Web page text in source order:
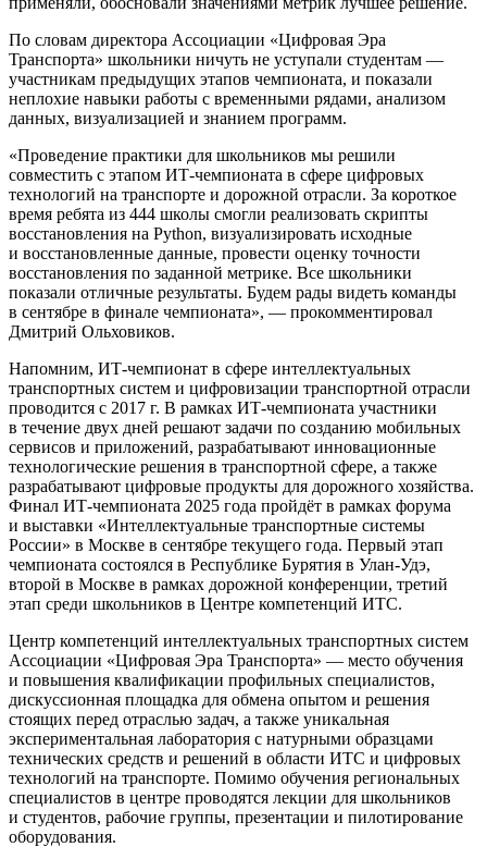
По словам директора Ассоциации «Цифровая Эра
Транспорта» школьники ничуть не уступали студентам —
участникам предыдущих этапов чемпионата, и показали
неплохие навыки работы с временными рядами, анализом
данных, визуализацией и знанием программ.
«Проведение практики для школьников мы решили
совместить с этапом ИТ-чемпионата в сфере цифровых
технологий на транспорте и дорожной отрасли. За короткое
время ребята из 444 школы смогли реализовать скрипты
восстановления на Python, визуализировать исходные
и восстановленные данные, провести оценку точности
восстановления по заданной метрике. Все школьники
показали отличные результаты. Будем рады видеть команды
в сентябре в финале чемпионата», — прокомментировал
Дмитрий Ольховиков.
Напомним, ИТ-чемпионат в сфере интеллектуальных
транспортных систем и цифровизации транспортной отрасли
проводится с 2017 г. В рамках ИТ-чемпионата участники
в течение двух дней решают задачи по созданию мобильных
сервисов и приложений, разрабатывают инновационные
технологические решения в транспортной сфере, а также
разрабатывают цифровые продукты для дорожного хозяйства.
Финал ИТ-чемпионата 2025 года пройдёт в рамках форума
и выставки «Интеллектуальные транспортные системы
России» в Москве в сентябре текущего года. Первый этап
чемпионата состоялся в Республике Бурятия в Улан-Удэ,
второй в Москве в рамках дорожной конференции, третий
этап среди школьников в Центре компетенций ИТС.
Центр компетенций интеллектуальных транспортных систем
Ассоциации «Цифровая Эра Транспорта» — место обучения
и повышения квалификации профильных специалистов,
дискуссионная площадка для обмена опытом и решения
стоящих перед отраслью задач, а также уникальная
экспериментальная лаборатория с натурными образцами
технических средств и решений в области ИТС и цифровых
технологий на транспорте. Помимо обучения региональных
специалистов в центре проводятся лекции для школьников
и студентов, рабочие группы, презентации и пилотирование
оборудования.